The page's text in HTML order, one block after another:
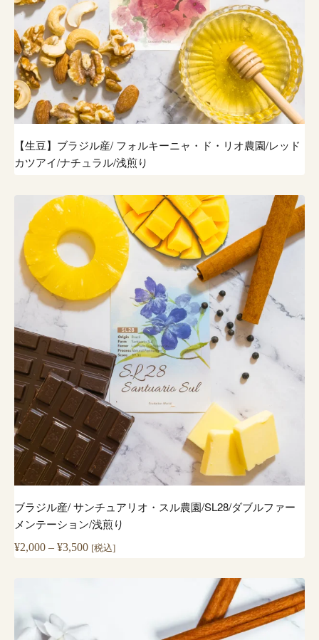
【生豆】ブラジル産/ フォルキーニャ・ド・リオ農園/レッド
カツアイ/ナチュラル/浅煎り
ブラジル産/ サンチュアリオ・スル農園/SL28/ダブルファー
メンテーション/浅煎り
¥2,000 – ¥3,500価[税込]